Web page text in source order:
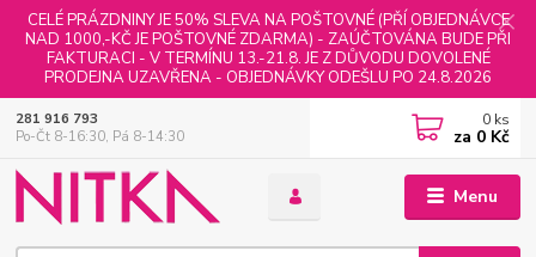
CELÉ PRÁZDNINY JE 50% SLEVA NA POŠTOVNÉ (PŘÍ OBJEDNÁVCE
NAD 1000,-KČ JE POŠTOVNÉ ZDARMA) - ZAÚČTOVÁNA BUDE PŘI
FAKTURACI - V TERMÍNU 13.-21.8. JE Z DŮVODU DOVOLENÉ
PRODEJNA UZAVŘENA - OBJEDNÁVKY ODEŠLU PO 24.8.2026
Menu
281 916 793
Po-Čt 8-16:30, Pá 8-14:30
0 ks
za 0 Kč